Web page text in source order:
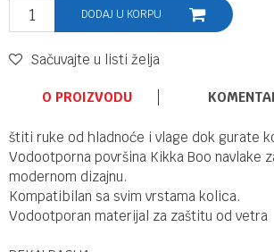
DODAJ U KORPU
Sačuvajte u listi želja
O PROIZVODU
štiti ruke od hladnoće i vlage dok gurate
Vodootporna površina Kikka Boo navlake
modernom dizajnu.
Kompatibilan sa svim vrstama kolica.
Vodootporan materijal za zaštitu od vetra